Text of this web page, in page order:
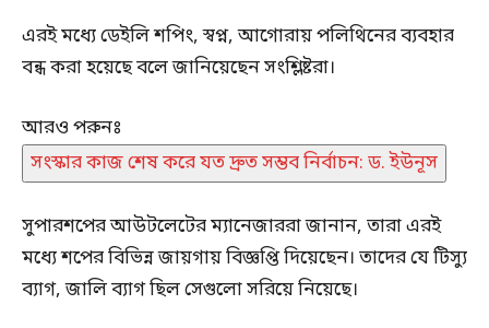
এরই মধ্যে ডেইলি শপিং, স্বপ্ন, আগোরায় পলিথিনের ব্যবহার
বন্ধ করা হয়েছে বলে জানিয়েছেন সংশ্লিষ্টরা।
আরও পরুনঃ
সংস্কার কাজ শেষ করে যত দ্রুত সম্ভব নির্বাচন: ড. ইউনূস
সুপারশপের আউটলেটের ম্যানেজাররা জানান, তারা এরই
মধ্যে শপের বিভিন্ন জায়গায় বিজ্ঞপ্তি দিয়েছেন। তাদের যে টিস্যু
ব্যাগ, জালি ব্যাগ ছিল সেগুলো সরিয়ে নিয়েছে।